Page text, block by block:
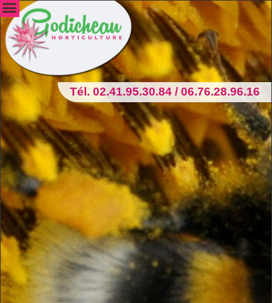
Tél. 02.41.95.30.84 / 06.76.28.96.16